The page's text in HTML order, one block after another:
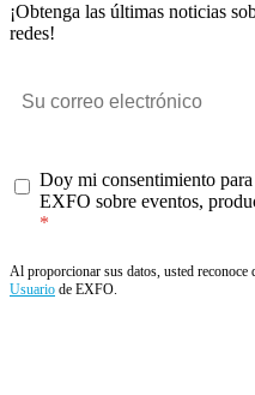
¡Obtenga las últimas noticias
redes!
Doy mi consentimiento
EXFO sobre eventos,
Al proporcionar sus datos, usted reconoce
Usuario de EXFO.